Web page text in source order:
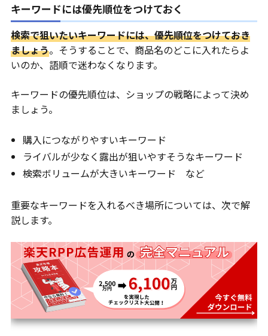
キーワードには優先順位をつけておく
検索で狙いたいキーワードには、優先順位をつけておき
ましょう。そうすることで、商品名のどこに入れたらよ
いのか、語順で迷わなくなります。
キーワードの優先順位は、ショップの戦略によって決め
ましょう。
購入につながりやすいキーワード
ライバルが少なく露出が狙いやすそうなキーワード
検索ボリュームが大きいキーワード など
重要なキーワードを入れるべき場所については、次で解
説します。